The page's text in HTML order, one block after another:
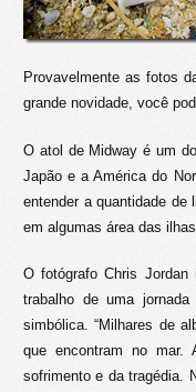
Provavelmente as fotos
grande novidade, você
O atol de Midway é um
Japão e a América do
entender a quantidade
em algumas área das
O fotógrafo Chris
trabalho de uma
simbólica. “Milhares de
que encontram no
sofrimento e da tragédia.